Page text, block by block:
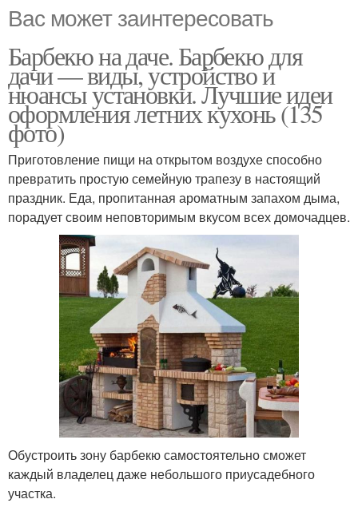
Вас может заинтересовать
Барбекю на даче. Барбекю для
дачи — виды, устройство и
нюансы установки. Лучшие идеи
оформления летних кухонь (135
фото)
Приготовление пищи на открытом воздухе способно
превратить простую семейную трапезу в настоящий
праздник. Еда, пропитанная ароматным запахом дыма,
порадует своим неповторимым вкусом всех домочадцев.
Обустроить зону барбекю самостоятельно сможет
каждый владелец даже небольшого приусадебного
участка.